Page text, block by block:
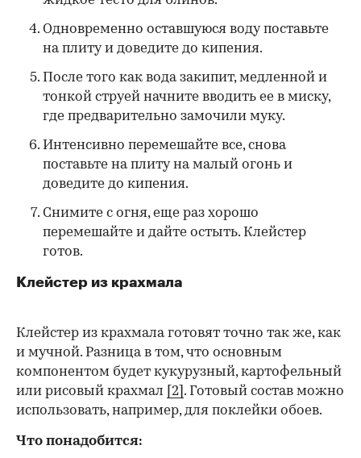
Одновременно оставшуюся воду поставьте
на плиту и доведите до кипения.
После того как вода закипит, медленной и
тонкой струей начните вводить ее в миску,
где предварительно замочили муку.
Интенсивно перемешайте все, снова
поставьте на плиту на малый огонь и
доведите до кипения.
Снимите с огня, еще раз хорошо
перемешайте и дайте остыть. Клейстер
готов.
Клейстер из крахмала
Клейстер из крахмала готовят точно так же, как
и мучной. Разница в том, что основным
компонентом будет кукурузный, картофельный
или рисовый крахмал
[2] . Готовый состав можно
использовать, например, для поклейки обоев.
Что понадобится: